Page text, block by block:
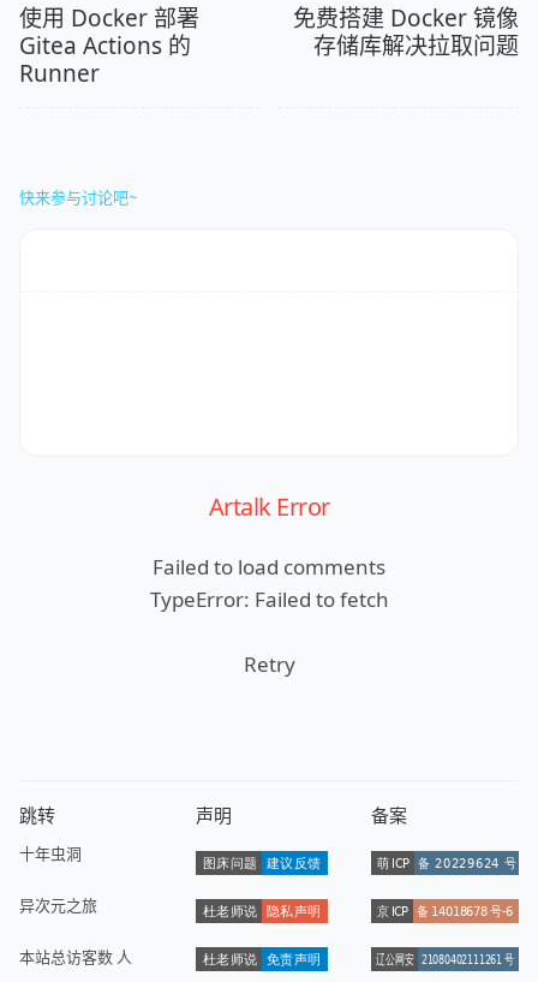
使用 Docker 部署
Gitea Actions 的
Runner
免费搭建 Docker 镜像
存储库解决拉取问题
快来参与讨论吧~
Artalk Error
Failed to load comments
TypeError: Failed to fetch
Retry
跳转
十年虫洞
异次元之旅
本站总访客数 人
声明 备案